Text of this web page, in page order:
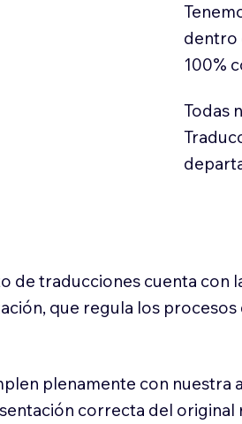
dentro
100%
Todas
traducciones cuenta con
que regula los
plenamente con nuestra
correcta del